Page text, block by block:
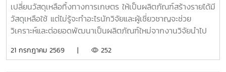
เปลี่ยนวัสดุเหลือทิ้งทางการเกษตร ให้เป็นผลิตภัณฑ์สร้างรายได้มี
วัสดุเหลือใช้ แต่ไม่รู้จะทำอะไรนักวิจัยและผู้เชี่ยวชาญจะช่วย
วิเคราะห์และต่อยอดพัฒนาเป็นผลิตภัณฑ์ใหม่จากงานวิจัยนำไป
วิสาหกิจชุมชน และบุคคลธรรมดาที่มีสถานประกอบการหรือพื้นที่
21 กรกฎาคม 2569 | 252